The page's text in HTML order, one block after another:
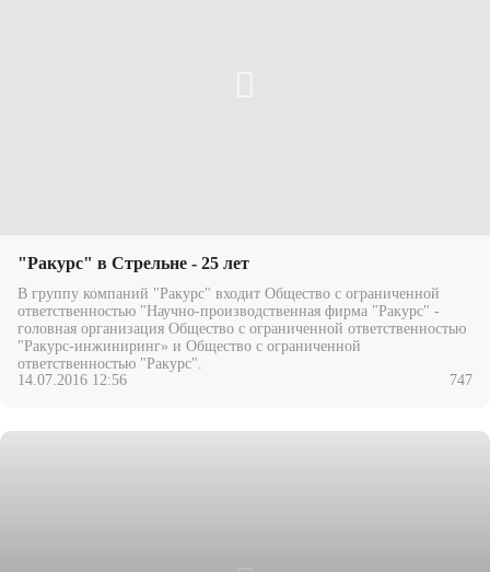
"Ракурс" в Стрельне - 25 лет
В группу компаний "Ракурс" входит Общество с ограниченной
ответственностью "Научно-производственная фирма "Ракурс" -
головная организация Общество с ограниченной ответственностью
"Ракурс-инжиниринг» и Общество с ограниченной
ответственностью "Ракурс".
14.07.2016 12:56
747